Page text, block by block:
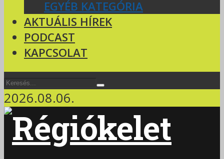
EGYÉB KATEGÓRIA
AKTUÁLIS HÍREK
PODCAST
KAPCSOLAT
2026.08.06.